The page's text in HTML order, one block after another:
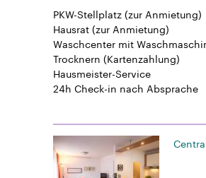
PKW-Stellplatz(zur Anmietung)
Hausrat(zur Anmietung)
Waschcenter mit
Trocknern (Kartenzahlung)
Hausmeister-Service
24h Check-in nach Absprache